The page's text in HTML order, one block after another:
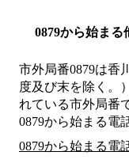
0879から始まる
市外局番0879は香
度及び末を除く。
れている市外局番
0879から始まる電
0879から始まる電